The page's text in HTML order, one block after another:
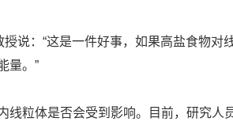
：“这是一件好事，如果高盐食物对
量。”
粒体是否会受到影响。目前，研究人